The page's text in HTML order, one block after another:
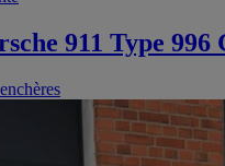
911 Type 996